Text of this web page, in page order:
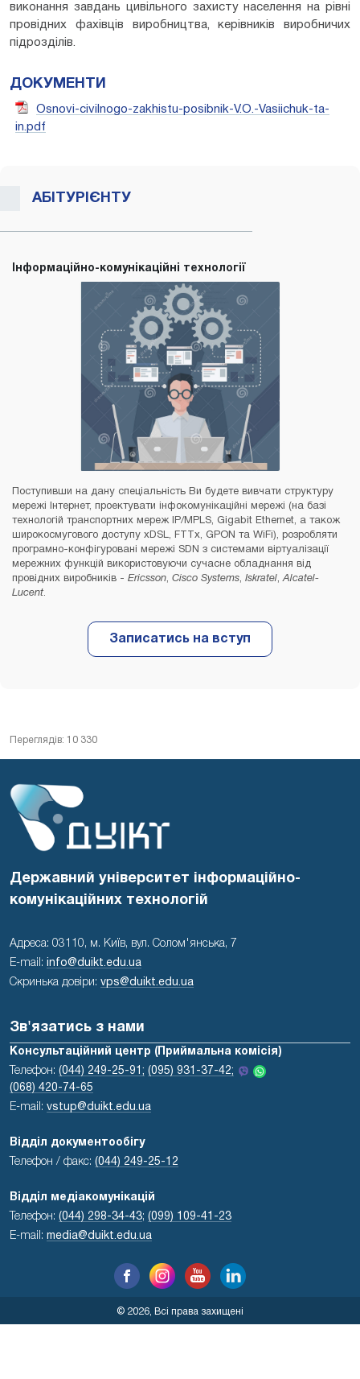
виконання завдань цивільного захисту населення на рівні
провідних фахівців виробництва, керівників виробничих
підрозділів.
ДОКУМЕНТИ
Osnovi-civilnogo-zakhistu-posibnik-V.O.-Vasiichuk-ta-
in.pdf
АБІТУРІЄНТУ
Інформаційно-комунікаційні технології
Поступивши на дану спеціальність Ви будете вивчати структуру
мережі Інтернет, проектувати інфокомунікаційні мережі (на базі
технологій транспортних мереж IP/MPLS, Gigabit Ethernet, а також
широкосмугового доступу xDSL, FTTx, GPON та WiFi), розробляти
програмно-конфігуровані мережі SDN з системами віртуалізації
мережних функцій використовуючи сучасне обладнання від
провідних виробників - Ericsson, Cisco Systems, Iskratel,Alcatel-
Lucent.
Переглядів: 10 330
Державний університет інформаційно-
комунікаційних технологій
Адреса: 03110, м. Київ, вул. Солом'янська, 7
E-mail:
info@duikt.edu.ua
Скринька довіри: vps@duikt.edu.ua
Зв'язатись з нами
Консультаційний центр (Приймальна комісія)
Телефон: (044) 249-25-91; (095) 931-37-42;
(068) 420-74-65
E-mail: vstup@duikt.edu.ua
Відділ документообігу
Телефон / факс: (044) 249-25-12
Відділ медіакомунікацій
Телефон: (044) 298-34-43; (099) 109-41-23
E-mail: media@duikt.edu.ua
© 2026, Всі права захищені